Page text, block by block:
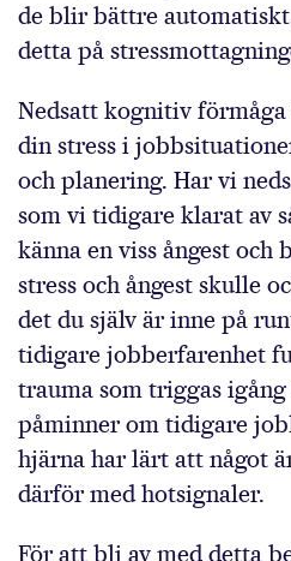
de blir bättre
detta på
Nedsatt kognitiv
din stress i
och planering. Har vi
som vi tidigare klarat av
känna en viss ångest och
stress och ångest skulle
det du själv är inne på
tidigare jobberfarenhet
trauma som triggas
påminner om tidigare
hjärna har lärt att något
därför med hotsignaler.
För att bli av med detta